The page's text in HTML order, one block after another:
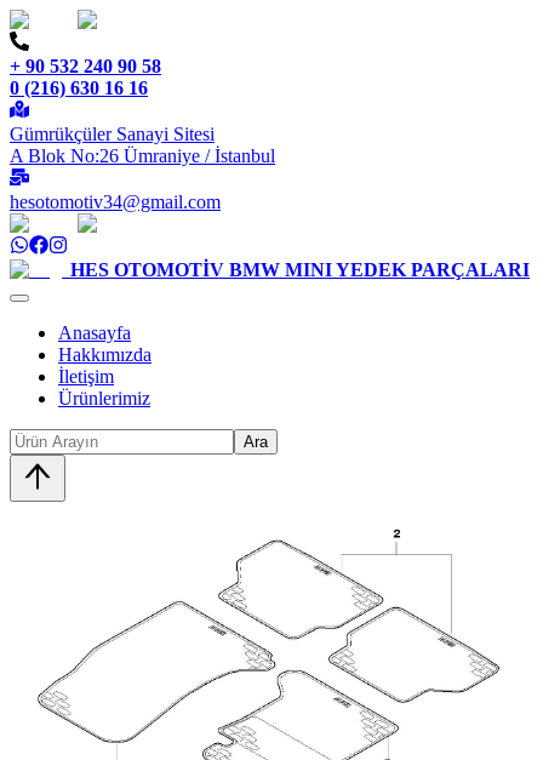
+ 90 532 240 90 58
0 (216) 630 16 16
Gümrükçüler Sanayi Sitesi
A Blok No:26 Ümraniye / İstanbul
hesotomotiv34@gmail.com
HES OTOMOTİV BMW MINI YEDEK PARÇALARI
Anasayfa
Hakkımızda
İletişim
Ürünlerimiz
Ara